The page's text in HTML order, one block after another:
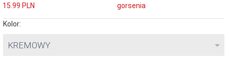
15.99 PLN
gorsenia
Kolor:
KREMOWY